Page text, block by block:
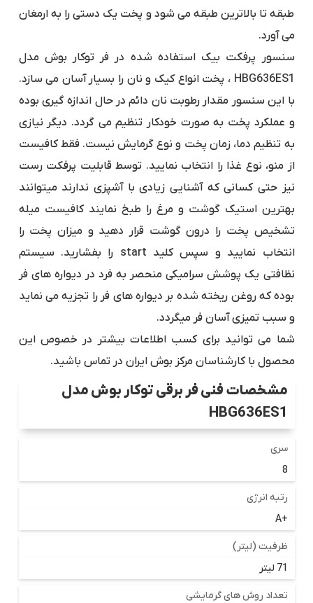
طبقه تا بالاترین طبقه می شود و پخت یک دستی را به ارمغان
می آورد.
سنسور پرفکت بیک استفاده شده در فر توکار بوش مدل
HBG636ES1 ، پخت انواع کیک و نان را بسیار آسان می سازد.
با این سنسور مقدار رطوبت نان دائم در حال اندازه گیری بوده
و عملکرد پخت به صورت خودکار تنظیم می گردد. دیگر نیازی
به تنظیم دما، زمان پخت و نوع گرمایش نیست. فقط کافیست
از منو، نوع غذا را انتخاب نمایید. توسط قابلیت پرفکت رست
نیز حتی کسانی که آشنایی زیادی با آشپزی ندارند میتوانند
بهترین استیک گوشت و مرغ را طبخ نمایند کافیست میله
تشخیص پخت را درون گوشت قرار دهید و میزان پخت را
انتخاب نمایید و سپس کلید start را بفشارید. سیستم
نظافتی یک پوشش سرامیکی منحصر به فرد در دیواره های فر
بوده که روغن ریخته شده بر دیواره های فر را تجزیه می نماید
و سبب تمیزی آسان فر میگردد.
شما می توانید برای کسب اطلاعات بیشتر در خصوص این
محصول با کارشناسان مرکز بوش ایران در تماس باشید.
مشخصات فنی فر برقی توکار بوش مدل
HBG636ES1
سری
8
رتبه انرژی
+A
ظرفیت (لیتر)
71 لیتر
تعداد روش های گرمایشی